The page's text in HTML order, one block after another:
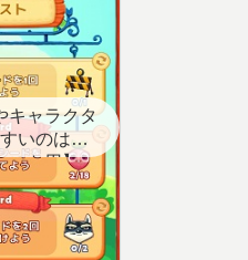
キャラクタ
いのはど
スト用】